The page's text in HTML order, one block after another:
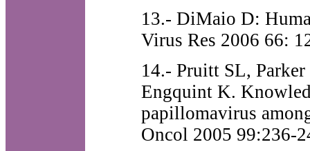
13.- DiMaio D:
Virus Res 2006 66:
14.- Pruitt SL,
Engquint K.
papillomavirus
Oncol 2005 99:236-